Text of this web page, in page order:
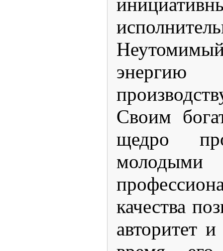
Своим
щедро
качества
авторитет